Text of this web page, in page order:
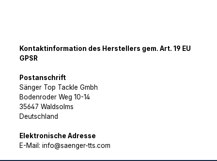
Kontaktinformation des Herstellers gem. Art. 19 EU
GPSR
Postanschrift
Sänger Top Tackle Gmbh
Bodenroder Weg 10-14
35647 Waldsolms
Deutschland
Elektronische Adresse
E-Mail: info@saenger-tts.com